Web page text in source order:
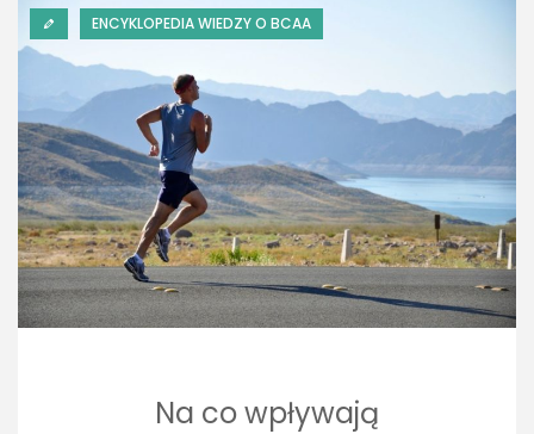
ENCYKLOPEDIA WIEDZY O BCAA
Na co wpływają